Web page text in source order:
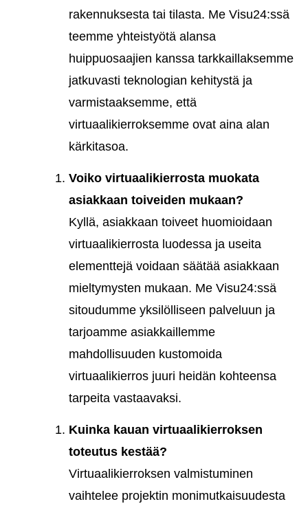
rakennuksesta tai tilasta. Me Visu24:ssä
teemme yhteistyötä alansa
huippuosaajien kanssa tarkkaillaksemme
jatkuvasti teknologian kehitystä ja
varmistaaksemme, että
virtuaalikierroksemme ovat aina alan
kärkitasoa.
Voiko virtuaalikierrosta muokata
asiakkaan toiveiden mukaan?
Kyllä, asiakkaan toiveet huomioidaan
virtuaalikierrosta luodessa ja useita
elementtejä voidaan säätää asiakkaan
mieltymysten mukaan. Me Visu24:ssä
sitoudumme yksilölliseen palveluun ja
tarjoamme asiakkaillemme
mahdollisuuden kustomoida
virtuaalikierros juuri heidän kohteensa
tarpeita vastaavaksi.
Kuinka kauan virtuaalikierroksen
toteutus kestää?
Virtuaalikierroksen valmistuminen
vaihtelee projektin monimutkaisuudesta